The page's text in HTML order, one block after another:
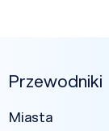
Przewodniki
Miasta